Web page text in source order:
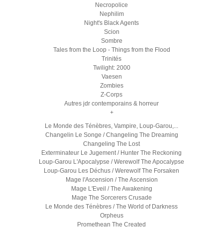
Necropolice
Nephilim
Night's Black Agents
Scion
Sombre
Tales from the Loop - Things from the Flood
Trinités
Twilight: 2000
Vaesen
Zombies
Z-Corps
Autres jdr contemporains & horreur
+
Le Monde des Ténèbres, Vampire, Loup-Garou,...
Changelin Le Songe / Changeling The Dreaming
Changeling The Lost
Exterminateur Le Jugement / Hunter The Reckoning
Loup-Garou L'Apocalypse / Werewolf The Apocalypse
Loup-Garou Les Déchus / Werewolf The Forsaken
Mage l'Ascension / The Ascension
Mage L'Eveil / The Awakening
Mage The Sorcerers Crusade
Le Monde des Ténèbres / The World of Darkness
Orpheus
Promethean The Created